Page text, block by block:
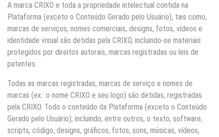
A marca CRIXO e toda a propriedade intelectual contida na
Plataforma (exceto o Conteúdo Gerado pelo Usuário), tais como,
marcas de serviços, nomes comerciais, designs, fotos, vídeos e
identidade visual são detidas pela CRIXO, incluindo-se materiais
protegidos por direitos autorais, marcas registradas ou leis de
patentes.
Todas as marcas registradas, marcas de serviço e nomes de
marcas (ex.: o nome CRIXO e seu logo) são detidas, registradas
pela CRIXO. Todo o conteúdo da Plataforma (exceto o Conteúdo
Gerado pelo Usuário), incluindo, entre outros, o texto, software,
scripts, código, designs, gráficos, fotos, sons, músicas, vídeos,